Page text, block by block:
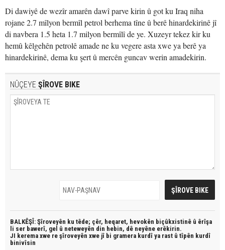
Di dawiyê de wezîr amarên dawî parve kirin û got ku Iraq niha
rojane 2.7 mîlyon bermîl petrol berhema tîne û berê hinardekirinê jî
di navbera 1.5 heta 1.7 milyon bermîlî de ye. Xuzeyr tekez kir ku
hemû kêlgehên petrolê amade ne ku vegere asta xwe ya berê ya
hinardekirinê, dema ku şert û mercên guncav werin amadekirin.
NÛÇEYE ŞÎROVE BIKE
BALKÊŞÎ: Şîroveyên ku têde; çêr, heqaret, hevokên biçûkxistinê û êrîşa
li ser bawerî, gel û neteweyên din hebin, dê neyêne erêkirin.
JI kerema xwe re şîroveyên xwe jî bi gramera kurdî ya rast û tîpên kurdî
binivîsin